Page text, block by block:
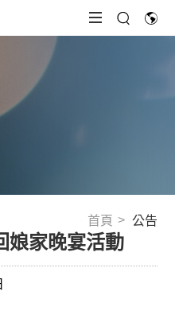
首頁 公告
娘家晚宴活動